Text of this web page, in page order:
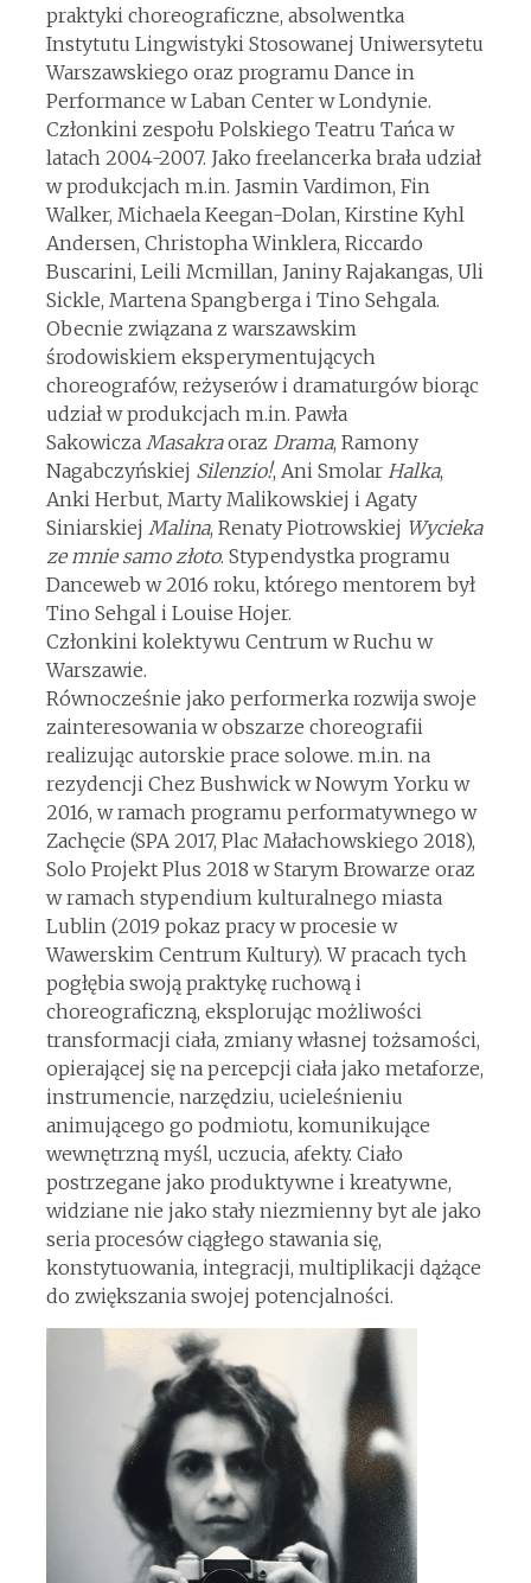
praktyki choreograficzne, absolwentka
Instytutu Lingwistyki Stosowanej Uniwersytetu
Warszawskiego oraz programu Dance in
Performance w Laban Center w Londynie.
Członkini zespołu Polskiego Teatru Tańca w
latach 2004-2007. Jako freelancerka brała udział
w produkcjach m.in. Jasmin Vardimon, Fin
Walker, Michaela Keegan-Dolan, Kirstine Kyhl
Andersen, Christopha Winklera, Riccardo
Buscarini, Leili Mcmillan, Janiny Rajakangas, Uli
Sickle, Martena Spangberga i Tino Sehgala.
Obecnie związana z warszawskim
środowiskiem eksperymentujących
choreografów, reżyserów i dramaturgów biorąc
udział w produkcjach m.in. Pawła
Sakowicza Masakraoraz Drama, Ramony
Nagabczyńskiej Silenzio!, Ani Smolar Halka,
Anki Herbut, Marty Malikowskiej i Agaty
Siniarskiej Malina, Renaty Piotrowskiej Wycieka
ze mnie samo złoto. Stypendystka programu
Danceweb w 2016 roku, którego mentorem był
Tino Sehgal i Louise Hojer.
Członkini kolektywu Centrum w Ruchu w
Warszawie.
Równocześnie jako performerka rozwija swoje
zainteresowania w obszarze choreografii
realizując autorskie prace solowe. m.in. na
rezydencji Chez Bushwick w Nowym Yorku w
2016, w ramach programu performatywnego w
Zachęcie (SPA 2017, Plac Małachowskiego 2018),
Solo Projekt Plus 2018 w Starym Browarze oraz
w ramach stypendium kulturalnego miasta
Lublin (2019 pokaz pracy w procesie w
Wawerskim Centrum Kultury). W pracach tych
pogłębia swoją praktykę ruchową i
choreograficzną, eksplorując możliwości
transformacji ciała, zmiany własnej tożsamości,
opierającej się na percepcji ciała jako metaforze,
instrumencie, narzędziu, ucieleśnieniu
animującego go podmiotu, komunikujące
wewnętrzną myśl, uczucia, afekty. Ciało
postrzegane jako produktywne i kreatywne,
widziane nie jako stały niezmienny byt ale jako
seria procesów ciągłego stawania się,
konstytuowania, integracji, multiplikacji dążące
do zwiększania swojej potencjalności.